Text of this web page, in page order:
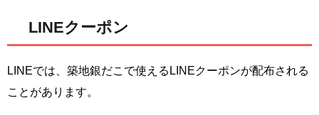
LINEクーポン
LINEでは、築地銀だこで使えるLINEクーポンが配布される
ことがあります。